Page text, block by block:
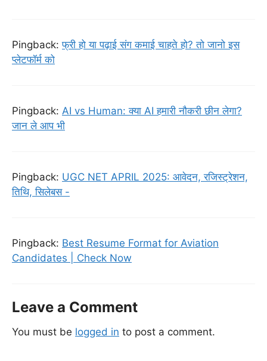
Pingback:फ्री हो या पढ़ाई संग कमाई चाहते हो? तो जानो इस
प्लेटफॉर्म को
Pingback: AI vs Human: क्या AI हमारी नौकरी छीन लेगा?
जान ले आप भी
Pingback: UGC NET APRIL 2025: आवेदन, रजिस्ट्रेशन,
तिथि, सिलेबस -
Pingback: Best Resume Format for Aviation
Candidates | Check Now
Leave a Comment
You must be logged in to post a comment.